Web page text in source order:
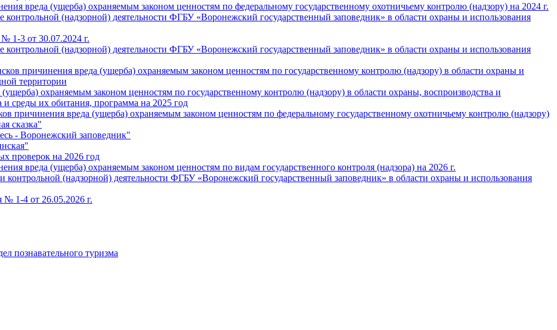
вреда (ущерба) охраняемым законом ценностям по федеральному государственному охотничьему контролю (надзору) на 2024 г.
контрольной (надзорной) деятельности ФГБУ «Воронежский государственный заповедник» в области охраны и использования
1-3 от 30.07.2024 г.
контрольной (надзорной) деятельности ФГБУ «Воронежский государственный заповедник» в области охраны и использования
причинения вреда (ущерба) охраняемым законом ценностям по государственному контролю (надзору) в области охраны и
территории
охраняемым законом ценностям по государственному контролю (надзору) в области охраны, воспроизводства и
среды их обитания, программа на 2025 год
причинения вреда (ущерба) охраняемым законом ценностям по федеральному государственному охотничьему контролю (надзору)
сказка"
- Воронежский заповедник"
проверок на 2026 год
вреда (ущерба) охраняемым законом ценностям по видам государственного контроля (надзора) на 2026 г.
контрольной (надзорной) деятельности ФГБУ «Воронежский государственный заповедник» в области охраны и использования
№ 1-4 от 26.05.2026 г.
познавательного туризма